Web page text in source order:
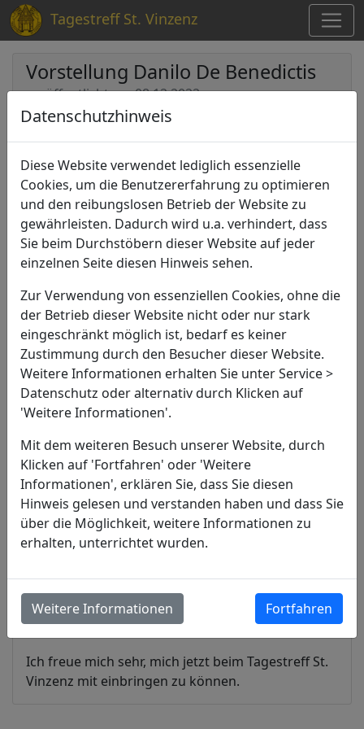
Datenschutzhinweis
Diese Website verwendet lediglich essenzielle
Cookies, um die Benutzererfahrung zu optimieren
und den reibungslosen Betrieb der Website zu
gewährleisten. Dadurch wird u.a. verhindert, dass
Sie beim Durchstöbern dieser Website auf jeder
einzelnen Seite diesen Hinweis sehen.
Zur Verwendung von essenziellen Cookies, ohne die
der Betrieb dieser Website nicht oder nur stark
eingeschränkt möglich ist, bedarf es keiner
Zustimmung durch den Besucher dieser Website.
Weitere Informationen erhalten Sie unter Service >
Datenschutz oder alternativ durch Klicken auf
'Weitere Informationen'.
Mit dem weiteren Besuch unserer Website, durch
Klicken auf 'Fortfahren' oder 'Weitere
Informationen', erklären Sie, dass Sie diesen
Hinweis gelesen und verstanden haben und dass Sie
über die Möglichkeit, weitere Informationen zu
erhalten, unterrichtet wurden.
Weitere Informationen Fortfahren
Tagestreff St. Vinzenz
Vorstellung Danilo De Benedictis
veröffentlicht am 08.12.2022
Zurück zur Übersicht
Mein Name ist Danilo De Benedictis und ich bin
seit September 2022 der neue FSJler im
Aichwald.
Zu dem Entschluss, ein Freiwilliges Soziales Jahr zu
machen, bin ich durch langes Grübeln in der
zwölften Klasse gekommen. Mein Freund Joshua
absolvierte zu dieser Zeit sein Freiwilliges Soziales
Erfahrungen im sozialen Bereich sammeln wollte,
habe ich mich dazu entschlossen, mich ebenfalls
dort zu bewerben.
Ich freue mich sehr, mich jetzt beim Tagestreff St.
Vinzenz mit einbringen zu können.